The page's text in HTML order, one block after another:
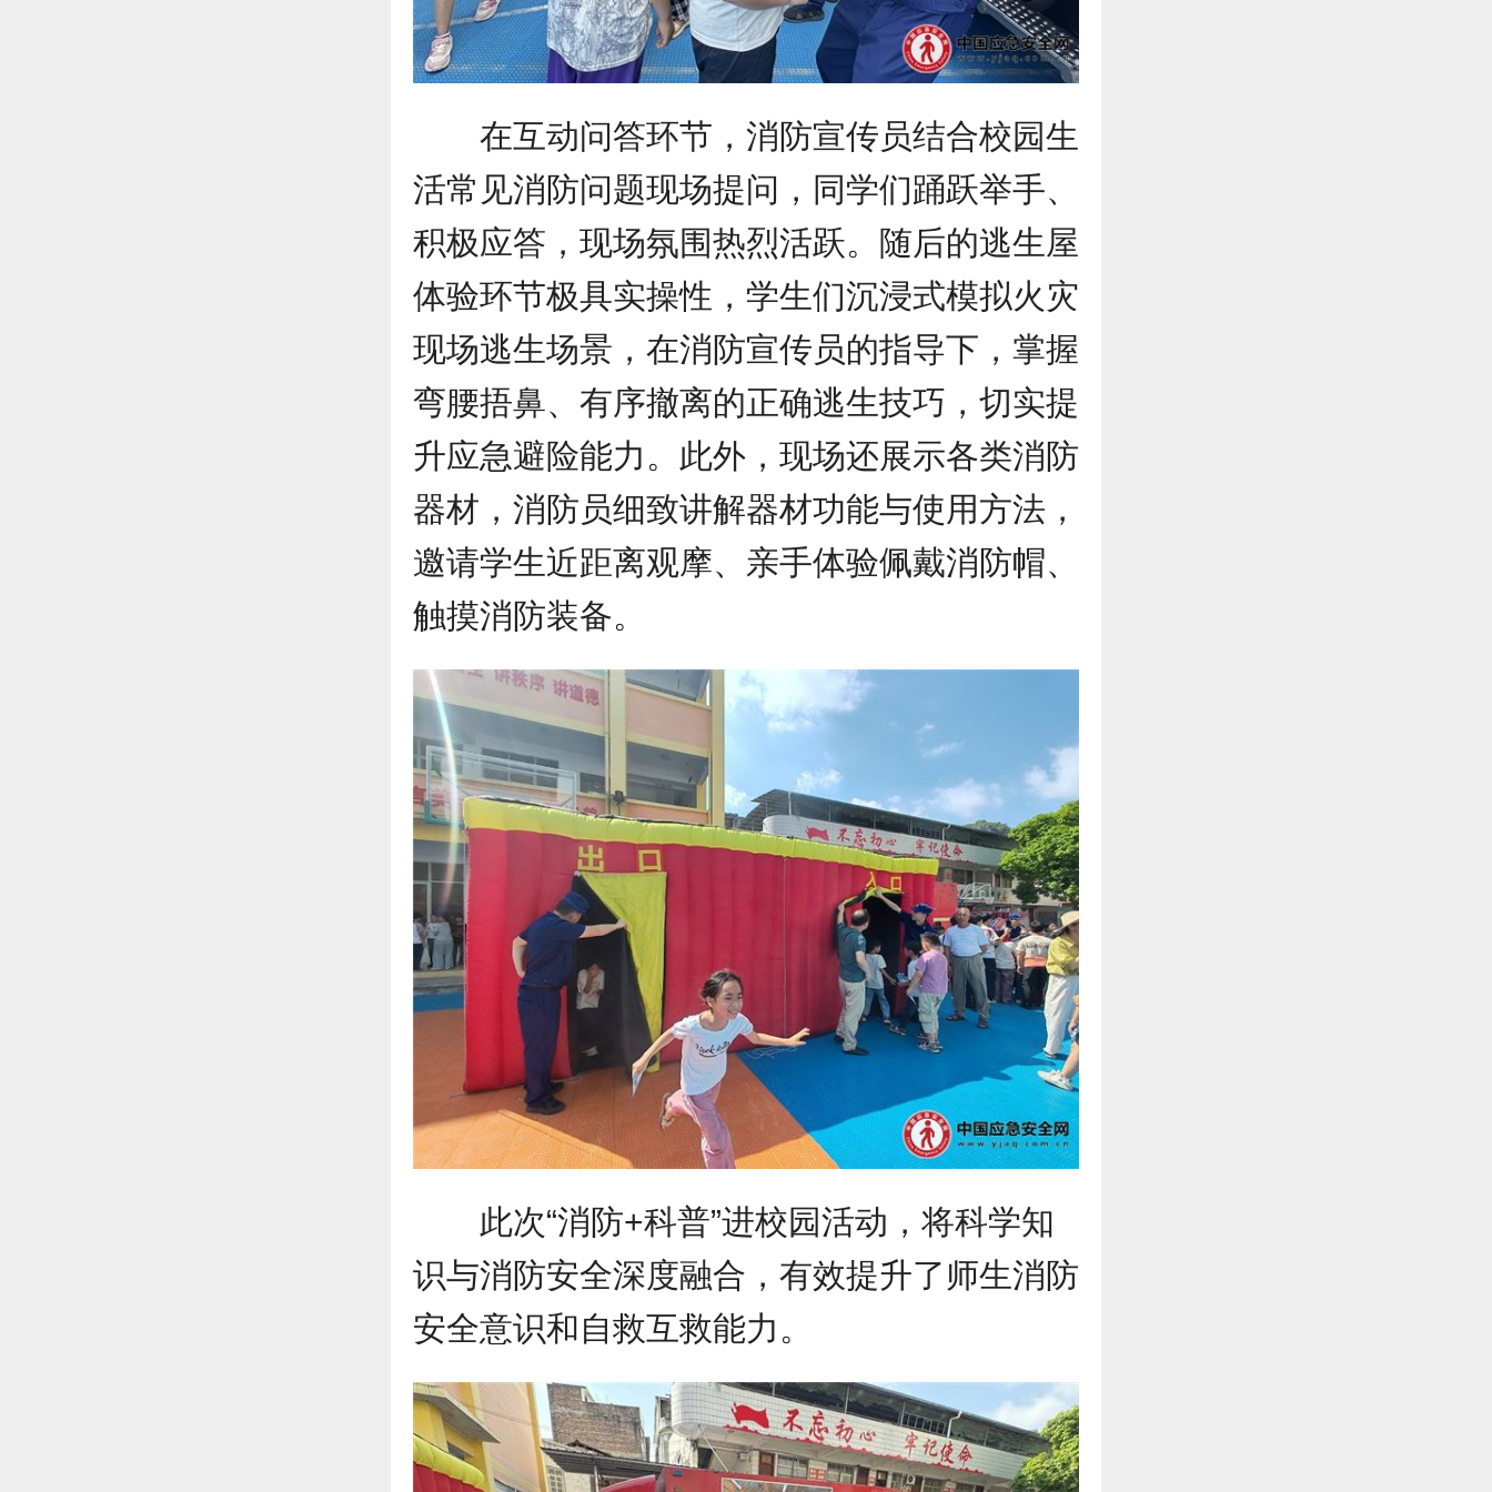
在互动问答环节，消防宣传员结合校园生
活常见消防问题现场提问，同学们踊跃举手、
积极应答，现场氛围热烈活跃。随后的逃生屋
体验环节极具实操性，学生们沉浸式模拟火灾
现场逃生场景，在消防宣传员的指导下，掌握
弯腰捂鼻、有序撤离的正确逃生技巧，切实提
升应急避险能力。此外，现场还展示各类消防
器材，消防员细致讲解器材功能与使用方法，
邀请学生近距离观摩、亲手体验佩戴消防帽、
触摸消防装备。
此次“消防+科普”进校园活动，将科学知
识与消防安全深度融合，有效提升了师生消防
安全意识和自救互救能力。